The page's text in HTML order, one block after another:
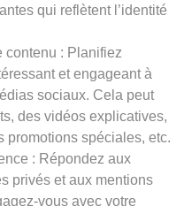
qui reflètent l’identité
contenu : Planifiez
et engageant à
sociaux. Cela peut
des vidéos explicatives,
promotions spéciales, etc.
: Répondez aux
privés et aux mentions
vous avec votre